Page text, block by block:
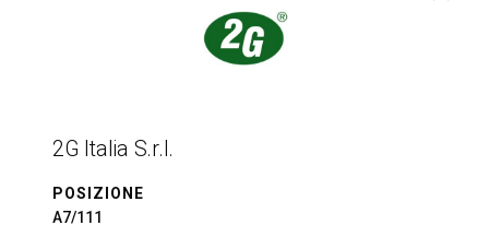
2G Italia S.r.l.
POSIZIONE
A7/111